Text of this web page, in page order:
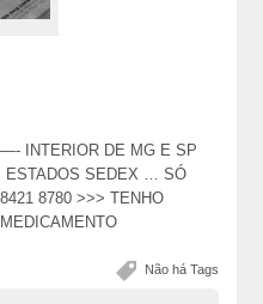
INTERIOR DE MG E SP
ESTADOS SEDEX … SÓ
8780 >>> TENHO
Não há Tags